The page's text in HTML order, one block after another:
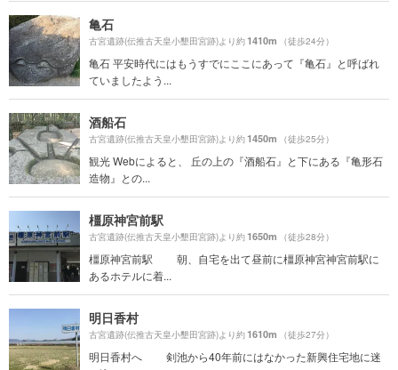
亀石
古宮遺跡(伝推古天皇小墾田宮跡)より約1410m （徒歩24分）
亀石 平安時代にはもうすでにここにあって『亀石』と呼ばれ
ていましたよう...
酒船石
古宮遺跡(伝推古天皇小墾田宮跡)より約1450m （徒歩25分）
観光 Webによると、 丘の上の『酒船石』と下にある『亀形石
造物』との...
橿原神宮前駅
古宮遺跡(伝推古天皇小墾田宮跡)より約1650m （徒歩28分）
橿原神宮前駅 朝、自宅を出て昼前に橿原神宮神宮前駅に
あるホテルに着...
明日香村
古宮遺跡(伝推古天皇小墾田宮跡)より約1610m （徒歩27分）
明日香村へ 剣池から40年前にはなかった新興住宅地に迷